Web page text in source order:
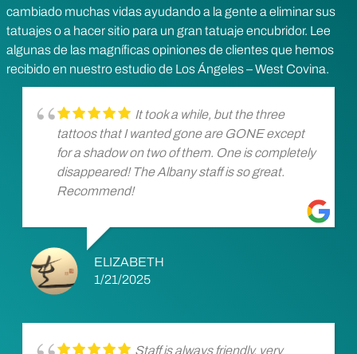
cambiado muchas vidas ayudando a la gente a eliminar sus
tatuajes o a hacer sitio para un gran tatuaje encubridor. Lee
algunas de las magníficas opiniones de clientes que hemos
recibido en nuestro estudio de Los Ángeles – West Covina.
It took a while, but the three
tattoos that I wanted gone are GONE except
for a shadow on two of them. One is completely
disappeared! The Albany staff is so great.
Recommend!
ELIZABETH
1/21/2025
Staff is always friendly, very